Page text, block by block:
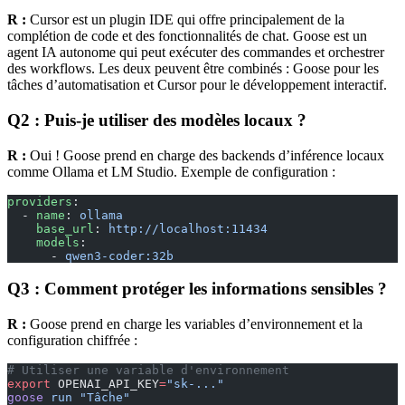
R : Cursor est un plugin IDE qui offre principalement de la
complétion de code et des fonctionnalités de chat. Goose est un
agent IA autonome qui peut exécuter des commandes et orchestrer
des workflows. Les deux peuvent être combinés : Goose pour les
tâches d’automatisation et Cursor pour le développement interactif.
Q2 : Puis-je utiliser des modèles locaux ?
R : Oui ! Goose prend en charge des backends d’inférence locaux
comme Ollama et LM Studio. Exemple de configuration :
providers :
  -
name : ollama
    base_url
:
http://localhost:11434
    models
:
      -
qwen3-coder:32b
Q3 : Comment protéger les informations sensibles ?
R : Goose prend en charge les variables d’environnement et la
configuration chiffrée :
# Utiliser une variable d'environnement
export OPENAI_API_KEY="sk-..."
goose run "Tâche"